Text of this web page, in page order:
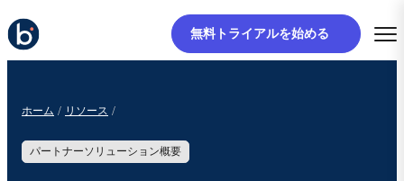
無料トライアルを始める
ホーム リソース
パートナーソリューション概要